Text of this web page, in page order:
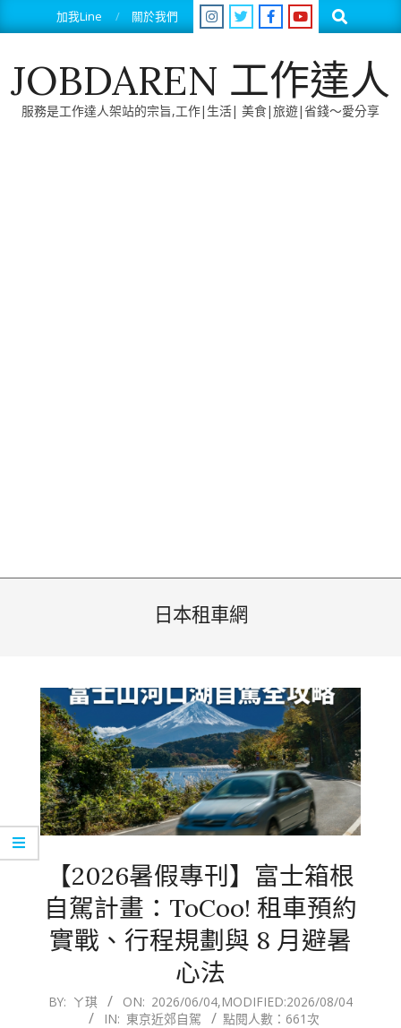
to
加我Line 關於我們 Search
JOBDAREN 工作達人
服務是工作達人架站的宗旨,工作|生活| 美食|旅遊|省錢～愛分享
日本租車網
【2026暑假專刊】富士箱根
自駕計畫：ToCoo! 租車預約
實戰、行程規劃與 8 月避暑
心法
2026-
BY: ㄚ琪 ON: 2026/06/04,MODIFIED:2026/08/04
IN: 東京近郊自駕 點閱人數：661次